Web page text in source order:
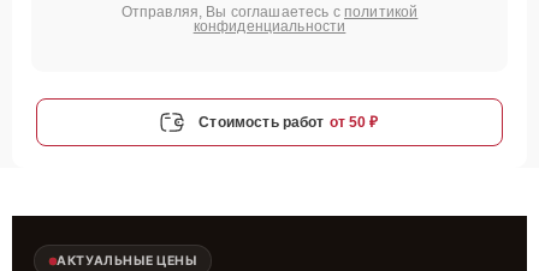
Отправляя, Вы соглашаетесь с политикой
конфиденциальности
Стоимость работ от 50 ₽
АКТУАЛЬНЫЕ ЦЕНЫ